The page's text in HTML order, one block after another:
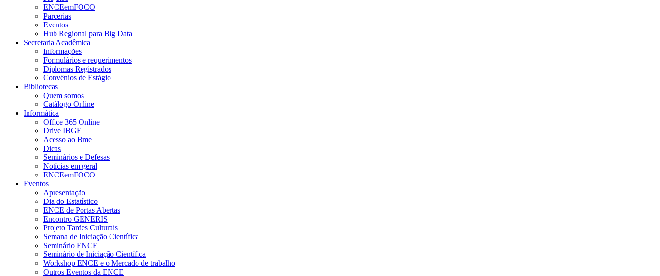
ENCEemFOCO
Parcerias
Eventos
Hub Regional para Big Data
Secretaria Acadêmica
Informações
Formulários e requerimentos
Diplomas Registrados
Convênios de Estágio
Bibliotecas
Quem somos
Catálogo Online
Informática
Office 365 Online
Drive IBGE
Acesso ao Bme
Dicas
Seminários e Defesas
Notícias em geral
ENCEemFOCO
Eventos
Apresentação
Dia do Estatístico
ENCE de Portas Abertas
Encontro GENERIS
Projeto Tardes Culturais
Semana de Iniciação Científica
Seminário ENCE
Seminário de Iniciação Científica
Workshop ENCE e o Mercado de trabalho
Outros Eventos da ENCE